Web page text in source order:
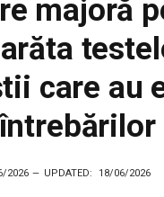
majoră
care au
2026 UPDATED: 18/06/2026